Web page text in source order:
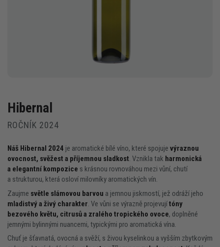
Hibernal
ROČNÍK 2024
Náš Hibernal 2024 je aromatické bílé víno, které spojuje výraznou
ovocnost, svěžest a příjemnou sladkost. Vznikla tak harmonická
a elegantní kompozice s krásnou rovnováhou mezi vůní, chutí
a strukturou, která osloví milovníky aromatických vín.
Zaujme světle slámovou barvou a jemnou jiskrností, jež odráží jeho
mladistvý a živý charakter . Ve vůni se výrazně projevujítóny
bezového květu, citrusů a zralého tropického ovoce, doplněné
jemnými bylinnými nuancemi, typickými pro aromatická vína.
Chuť je šťavnatá, ovocná a svěží, s živou kyselinkou a vyšším zbytkovým